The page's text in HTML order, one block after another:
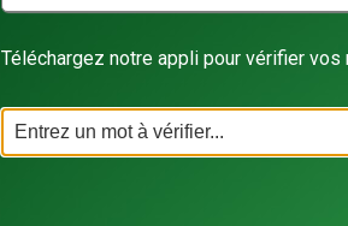
Téléchargez notre appli pour vérifier vos